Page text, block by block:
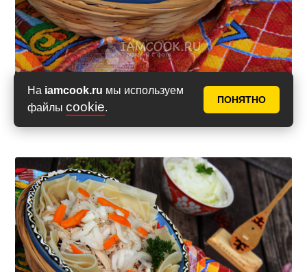
На iamcook.ru мы используем
файлы cookie.
ПОНЯТНО
Приятного аппетита!